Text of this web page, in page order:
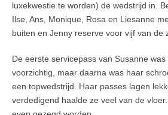
luxekwestie te worden) de wedstrijd in.
Ilse, Ans, Monique, Rosa en Liesanne
buiten en Jenny reserve voor vijf van de
De eerste servicepass van Susanne
voorzichtig, maar daarna was haar
een topwedstrijd. Haar passes lagen
verdedigend haalde ze veel van de